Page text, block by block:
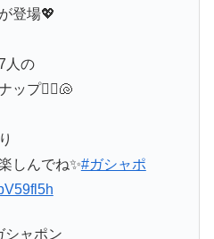
登場💖
人の
ップ🧜‍♀️🐚
しんでね✨#ガシャポ
ャポン